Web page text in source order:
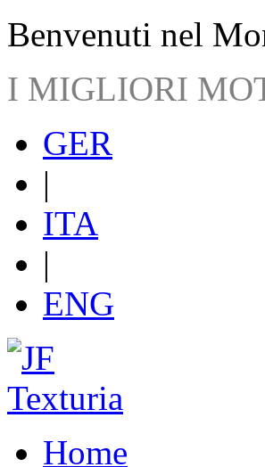
Benvenuti nel
I MIGLIORI
GER
|
ITA
|
ENG
Home